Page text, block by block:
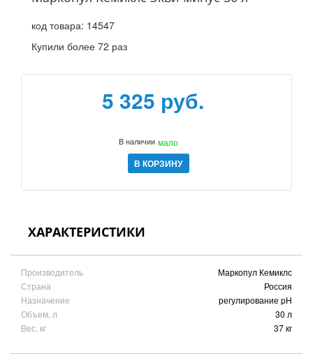
код товара: 14547
Купили более 72 раз
5 325 руб.
В наличии мало
В КОРЗИНУ
ХАРАКТЕРИСТИКИ
Производитель
Маркопул Кемиклс
Страна
Россия
Назначение
регулирование pH
Объем, л
30 л
Вес, кг
37 кг